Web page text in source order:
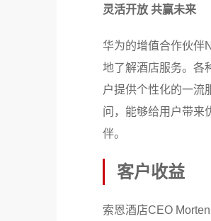
灵活开放 共赢未来
华为的增值合作伙伴
地了解酒店服务。各
户提供个性化的一流
问，能够给用户带来
伴。
客户收益
索恩酒店CEO